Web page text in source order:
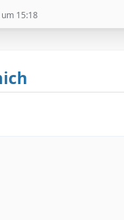
15:18